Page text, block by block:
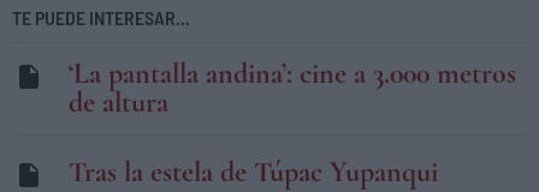
TE PUEDE INTERESAR...
‘La pantalla andina’: cine a 3.000 metros
de altura
Tras la estela de Túpac Yupanqui